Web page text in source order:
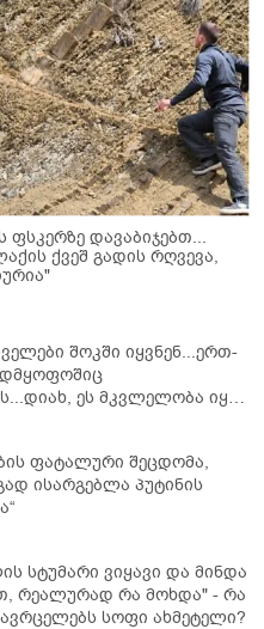
ფსკერზე დავაბიჯებთ...
ქვეშ გადის რღვევა,
შოკში იყვნენ...ერთ-
ეს მკვლელობა იყო"
ტრაგედიის
ფატალური შეცდომა,
ისარგებლა პუტინის
სტუმარი ვიყავი და მინდა
რეალურად რა მოხდა" - რა
სოფი ახმეტელი?